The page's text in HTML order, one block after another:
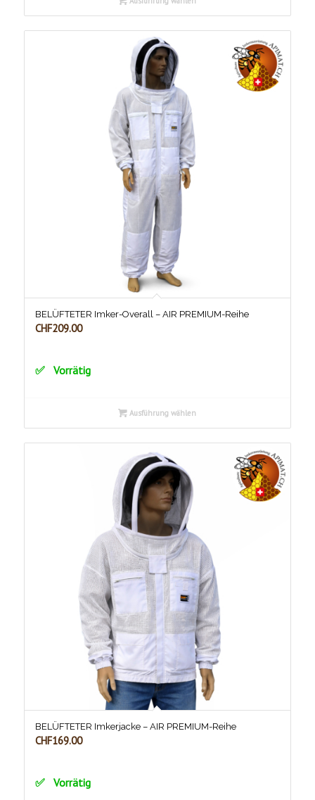
BELÜFTETER Imker-Overall – AIR PREMIUM-Reihe
CHF209.00
Vorrätig
Ausführung wählen
BELÜFTETER Imkerjacke – AIR PREMIUM-Reihe
CHF169.00
Vorrätig